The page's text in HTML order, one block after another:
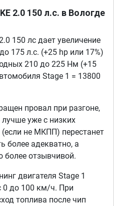
2.0 150 л.с. в Вологде
150 лс дает увеличение
175 л.с. (+25 hp или 17%)
210 до 225 Нм (+15
Stage 1 = 13800
провал при разгоне,
лучше уже с низких
не МКПП) перестанет
более адекватно, а
более отзывчивой.
двигателя Stage 1
0 до 100 км/ч. При
топлива после чип